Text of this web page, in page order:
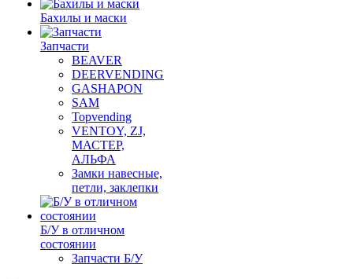
Бахилы и маски
Запчасти
BEAVER
DEERVENDING
GASHAPON
SAM
Topvending
VENTOY, ZJ,
МАСТЕР,
АЛЬФА
Замки навесные,
петли, заклепки
Б/У в отличном
состоянии
Запчасти Б/У